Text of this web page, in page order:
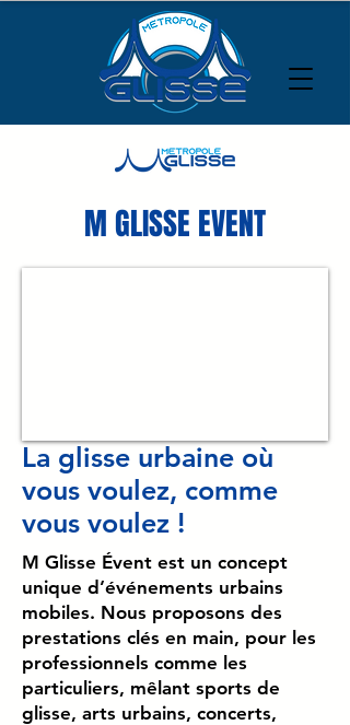
M GLISSE EVENT
La glisse urbaine où
vous voulez, comme
vous voulez !
​M Glisse Évent est un concept
unique d’événements urbains
mobiles. Nous proposons des
prestations clés en main, pour les
professionnels comme les
particuliers, mêlant sports de
glisse, arts urbains, concerts,